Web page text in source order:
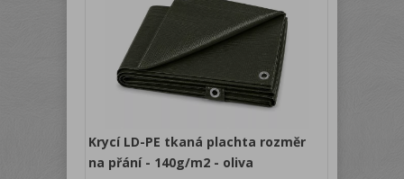
Krycí LD-PE tkaná plachta rozměr
na přání - 140g/m2 - oliva